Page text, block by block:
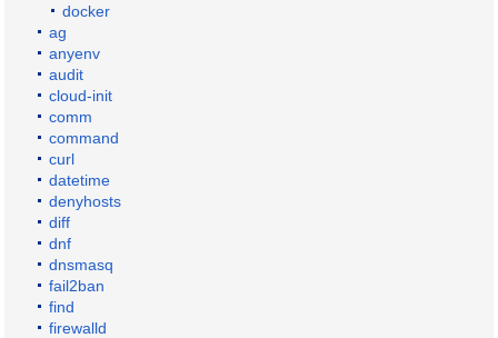
docker
ag
anyenv
audit
cloud-init
comm
command
curl
datetime
denyhosts
diff
dnf
dnsmasq
fail2ban
find
firewalld